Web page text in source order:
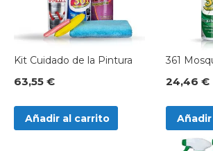
Kit Cuidado de la Pintura
63,55 €
Añadir al carrito
361
24,46 €